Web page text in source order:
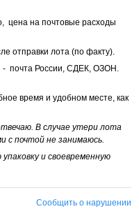
цена на почтовые расходы
отправки лота (по факту).
- почта России, СДЕК, ОЗОН.
время и удобном месте, как
В случае утери лота
с почтой не занимаюсь.
и своевременную
Сообщить о нарушении